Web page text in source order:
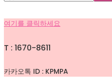
여기를 클릭하세요
T : 1670-8611
카카오톡 ID : KPMPA